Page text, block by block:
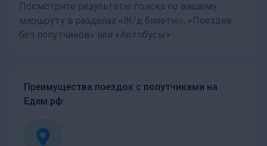
Посмотрите результаты поиска по вашему
маршруту в разделах «Ж/д билеты», «Поездка
без попутчиков» или «Автобусы»
Преимущества поездок с попутчиками на
Едем.рф: